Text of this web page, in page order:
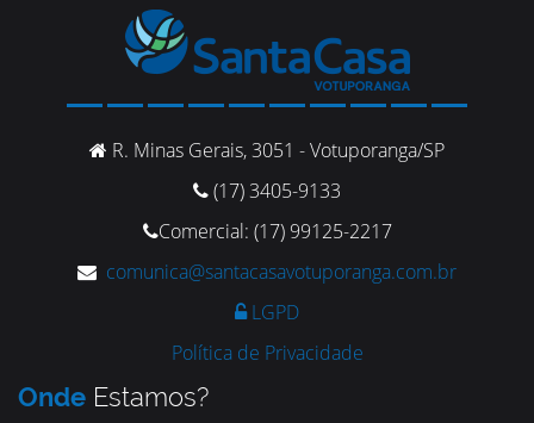
R. Minas Gerais, 3051 - Votuporanga/SP
(17) 3405-9133
Comercial: (17) 99125-2217
comunica@santacasavotuporanga.com.br
LGPD
Política de Privacidade
Onde Estamos?